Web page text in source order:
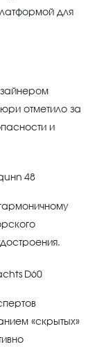
для
отметило за
и
48
D60
«скрытых»